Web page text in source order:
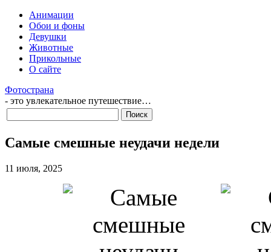
Анимации
Обои и фоны
Девушки
Животные
Прикольные
О сайте
Фотострана
- это увлекательное путешествие…
Самые смешные неудачи недели
11 июля, 2025